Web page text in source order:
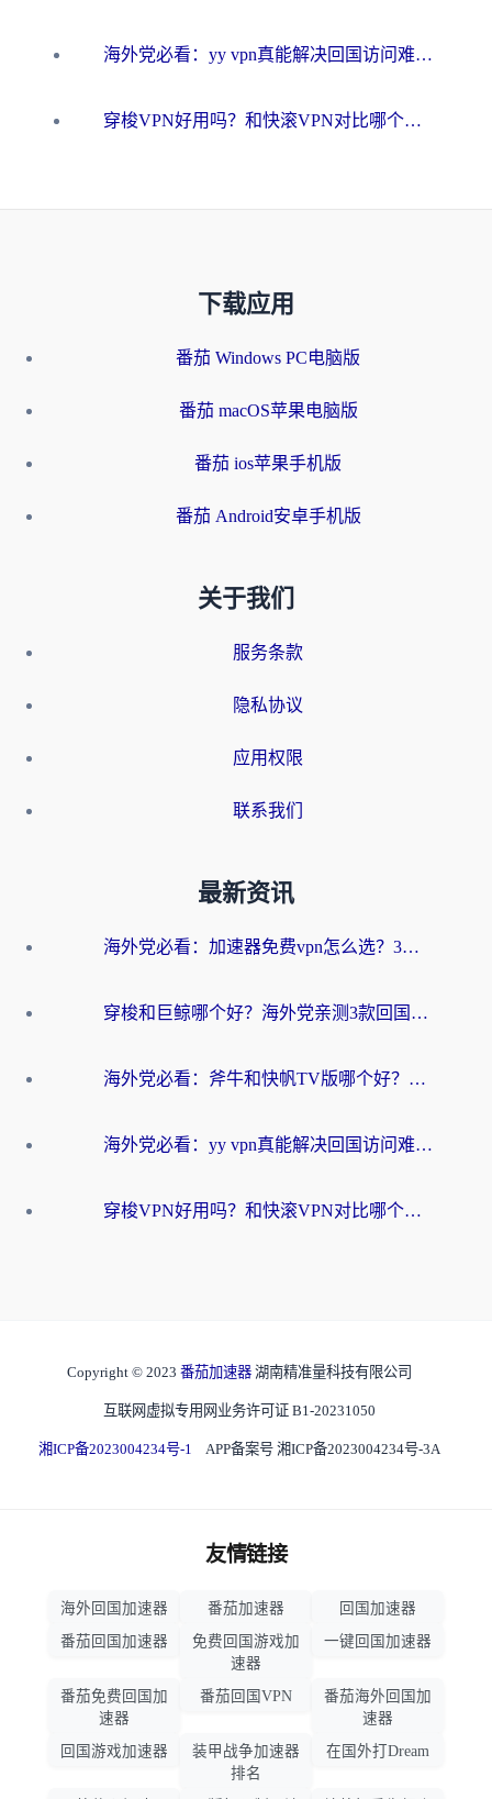
海外党必看：yy vpn真能解决回国访问难题？附云极initap测评+免费方案对比
穿梭VPN好用吗？和快滚VPN对比哪个回国效果更好？海外党选回国加速器必看指南
下载应用
番茄 Windows PC电脑版
番茄 macOS苹果电脑版
番茄 ios苹果手机版
番茄 Android安卓手机版
关于我们
服务条款
隐私协议
应用权限
联系我们
最新资讯
海外党必看：加速器免费vpn怎么选？3步教你无缝访问国内资源
穿梭和巨鲸哪个好？海外党亲测3款回国加速器，教你避开90%的坑
海外党必看：斧牛和快帆TV版哪个好？3分钟选对回国加速器，无缝刷B站、追热剧
海外党必看：yy vpn真能解决回国访问难题？附云极initap测评+免费方案对比
穿梭VPN好用吗？和快滚VPN对比哪个回国效果更好？海外党选回国加速器必看指南
Copyright © 2023 番茄加速器 湖南精准量科技有限公司
互联网虚拟专用网业务许可证 B1-20231050
湘ICP备2023004234号-1 APP备案号 湘ICP备2023004234号-3A
友情链接
海外回国加速器 番茄加速器
回国加速器
番茄回国加速器
免费回国游戏加
速器
一键回国加速器
番茄免费回国加
速器
番茄回国VPN
番茄海外回国加
速器
回国游戏加速器
装甲战争加速器
排名
在国外打Dream